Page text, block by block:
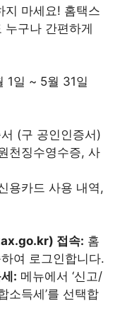
지 마세요! 홈택스
누구나 간편하게
1일 ~ 5월 31일
(구 공인인증서)
천징수영수증, 사
용카드 사용 내역,
접속: 홈
여 로그인합니다.
: 메뉴에서 ‘신고/
소득세’를 선택합